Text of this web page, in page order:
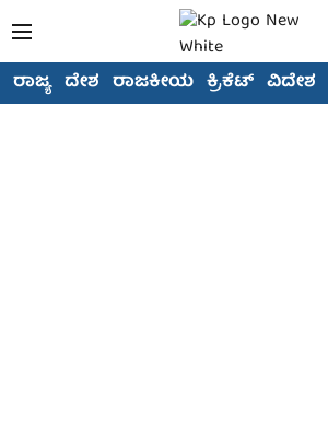
ರಾಜ್ಯ ದೇಶ ರಾಜಕೀಯ ಕ್ರಿಕೆಟ್ ವಿದೇಶ